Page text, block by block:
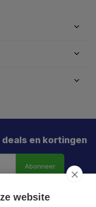
en kortingen
Abonneer
website
aanbieding
€5 korting!